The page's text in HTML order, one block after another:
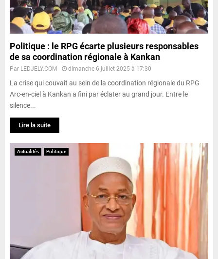
Politique : le RPG écarte plusieurs responsables
de sa coordination régionale à Kankan
Par LEDJELY.COM dimanche 6 juillet 2025 à 17:30
La crise qui couvait au sein de la coordination régionale du RPG
Arc-en-ciel à Kankan a fini par éclater au grand jour. Entre le
silence...
Lire la suite
Actualités Politique